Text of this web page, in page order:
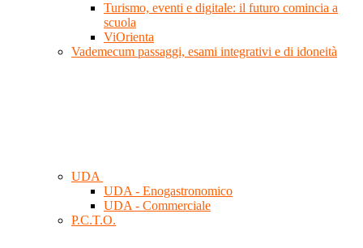
Turismo, eventi e digitale: il futuro comincia a
scuola
ViOrienta
Vademecum passaggi, esami integrativi e di idoneità
UDA
UDA - Enogastronomico
UDA - Commerciale
P.C.T.O.